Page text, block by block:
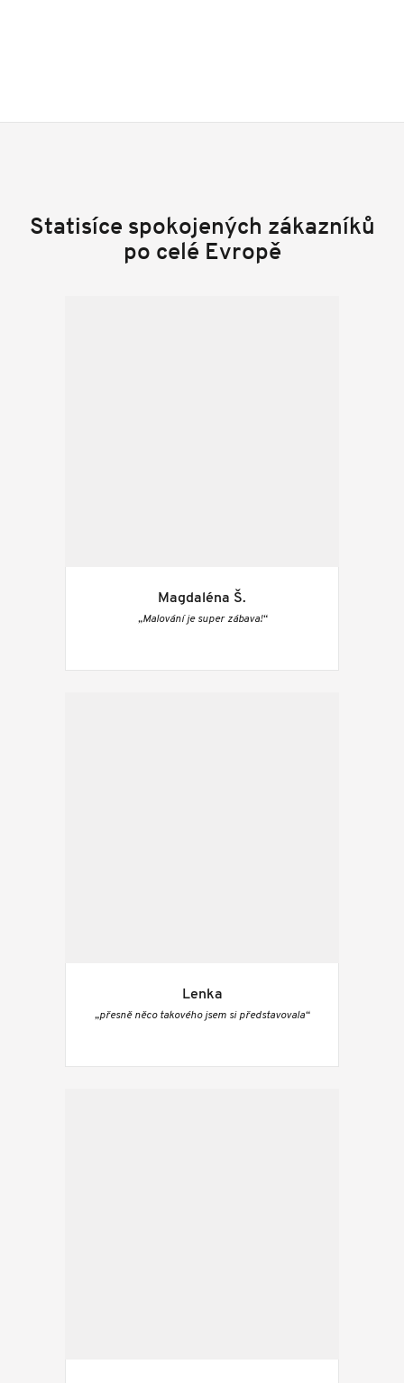
Statisíce spokojených zákazníků
po celé Evropě
Magdaléna Š.
„Malování je super zábava!“
Lenka
„přesně něco takového jsem si představovala“